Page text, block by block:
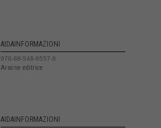
AIDAINFORMAZIONI
978-88-548-8557-8
Aracne editrice
AIDAINFORMAZIONI